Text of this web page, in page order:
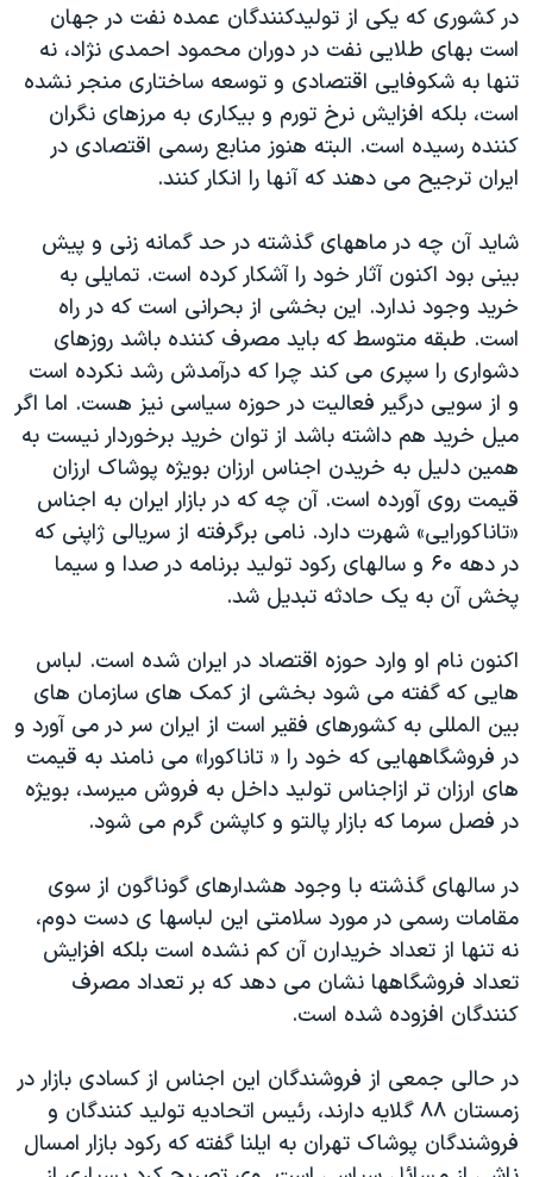
چهل سال گروگان‌گیری
قانون شفافیت دارائی کادر رهبری ایران
اعتراضات مردمی آبان ۹۸
اسرائیل در جنگ
همایش محافظه‌کاران آمریکا «سی‌پک»
صفحه‌های ویژه
سفر پرزیدنت ترامپ به چین
در کشوری که یکی از تولیدکنندگان عمده نفت در جهان
است بهای طلایی نفت در دوران محمود احمدی نژاد، نه
تنها به شکوفایی اقتصادی و توسعه ساختاری منجر نشده
است، بلکه افزایش نرخ تورم و بیکاری به مرزهای نگران
کننده رسیده است. البته هنوز منابع رسمی اقتصادی در
ایران ترجیح می دهند که آنها را انکار کنند.
شاید آن چه در ماههای گذشته در حد گمانه زنی و پیش
بینی بود اکنون آثار خود را آشکار کرده است. تمایلی به
خرید وجود ندارد. این بخشی از بحرانی است که در راه
است. طبقه متوسط که باید مصرف کننده باشد روزهای
دشواری را سپری می کند چرا که درآمدش رشد نکرده است
و از سویی درگیر فعالیت در حوزه سیاسی نیز هست. اما اگر
میل خرید هم داشته باشد از توان خرید برخوردار نیست به
همین دلیل به خریدن اجناس ارزان بویژه پوشاک ارزان
قیمت روی آورده است. آن چه که در بازار ایران به اجناس
«تاناکورایی» شهرت دارد. نامی برگرفته از سریالی ژاپنی که
در دهه ۶۰ و سالهای رکود تولید برنامه در صدا و سیما
پخش آن به یک حادثه تبدیل شد.
اکنون نام او وارد حوزه اقتصاد در ایران شده است. لباس
هایی که گفته می شود بخشی از کمک های سازمان های
بین المللی به کشورهای فقیر است از ایران سر در می آورد و
در فروشگاههایی که خود را « تاناکورا» می نامند به قیمت
های ارزان تر ازاجناس تولید داخل به فروش میرسد، بویژه
در فصل سرما که بازار پالتو و کاپشن گرم می شود.
در سالهای گذشته با وجود هشدارهای گوناگون از سوی
مقامات رسمی در مورد سلامتی این لباسها ی دست دوم،
نه تنها از تعداد خریدارن آن کم نشده است بلکه افزایش
تعداد فروشگاهها نشان می دهد که بر تعداد مصرف
کنندگان افزوده شده است.
در حالی جمعی از فروشندگان این اجناس از کسادی بازار در
زمستان ۸۸ گلایه دارند، رئیس اتحادیه تولید کنندگان و
فروشندگان پوشاک تهران به ایلنا گفته که رکود بازار امسال